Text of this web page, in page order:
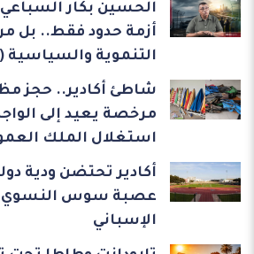
الحسين بكار
أزمة حدود فقط.. بل
التنموية والسياسية
شاطئ أكادير.. حجز
مرخصة يعيد إلى
استغلال الملك
أكادير تحتضن ودية
عصبة سوس النسوي
الإسباني